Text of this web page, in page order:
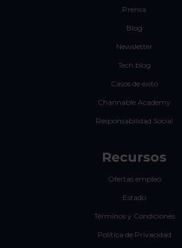
Prensa
Blog
Newsletter
Tech blog
Casos de éxito
Channable Academy
Responsabilidad Social
Recursos
Ofertas empleo
Estado
Términos y Condiciones
Política de Privacidad